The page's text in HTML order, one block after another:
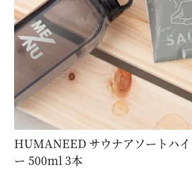
HUMANEED サウナアソートハ
ー 500ml 3本